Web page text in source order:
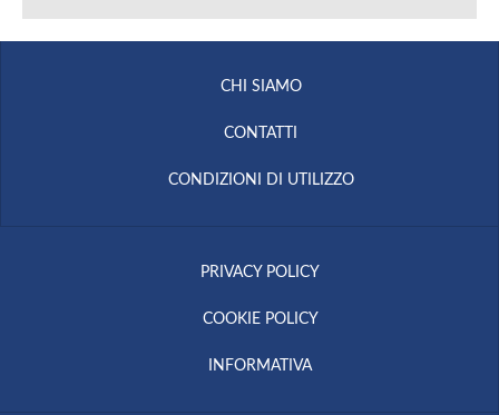
CHI SIAMO
CONTATTI
CONDIZIONI DI UTILIZZO
PRIVACY POLICY
COOKIE POLICY
INFORMATIVA